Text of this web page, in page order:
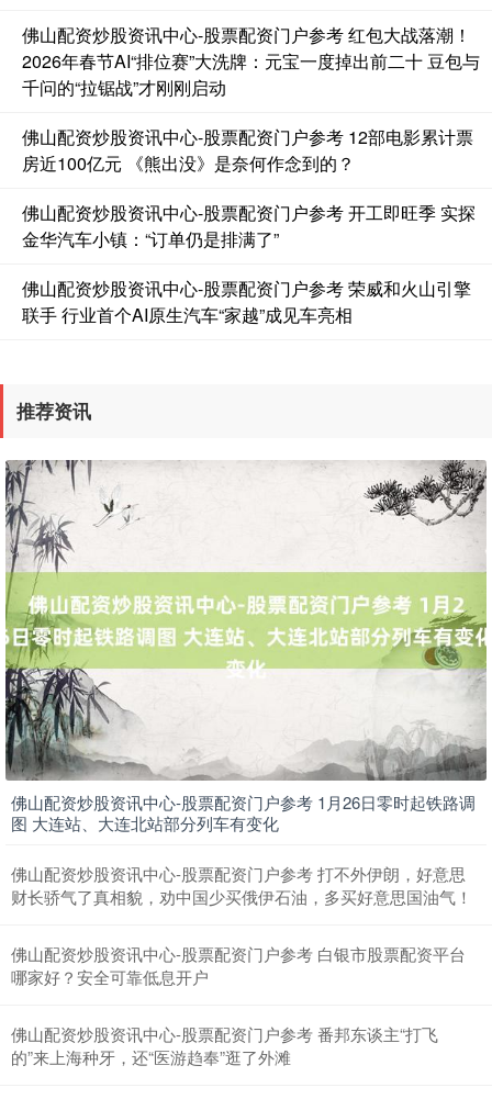
基金指数 7242.10 +12.30 +0.17%
国债指数 229.69 +0.10 +0.04%
上证综指 3940.04 +39.68 +1.02%
佛山配资炒股资讯中心-股票配资门户参考 红包大战落潮！
2026年春节AI“排位赛”大洗牌：元宝一度掉出前二十 豆包与
千问的“拉锯战”才刚刚启动
佛山配资炒股资讯中心-股票配资门户参考 12部电影累计票
房近100亿元 《熊出没》是奈何作念到的？
佛山配资炒股资讯中心-股票配资门户参考 开工即旺季 实探
金华汽车小镇：“订单仍是排满了”
佛山配资炒股资讯中心-股票配资门户参考 荣威和火山引擎
联手 行业首个AI原生汽车“家越”成见车亮相
推荐资讯
佛山配资炒股资讯中心-股票配资门户参考 1月26日零时起铁路调
图 大连站、大连北站部分列车有变化
佛山配资炒股资讯中心-股票配资门户参考 打不外伊朗，好意思
财长骄气了真相貌，劝中国少买俄伊石油，多买好意思国油气！
佛山配资炒股资讯中心-股票配资门户参考 白银市股票配资平台
哪家好？安全可靠低息开户
佛山配资炒股资讯中心-股票配资门户参考 番邦东谈主“打飞
的”来上海种牙，还“医游趋奉”逛了外滩